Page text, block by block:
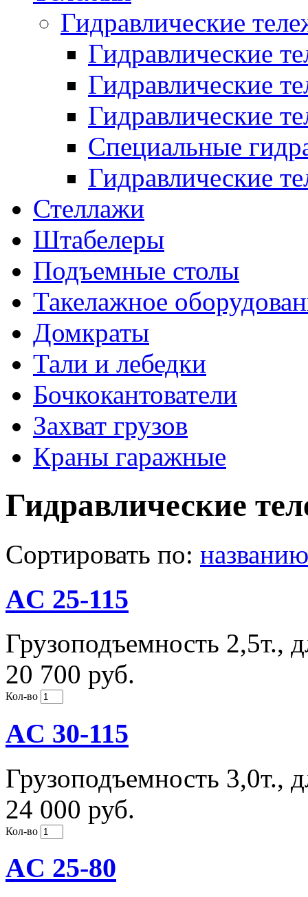
Гидравлические
Гидравлические
Гидравлические
Гидравлические
Специальные
Гидравлические
Стеллажи
Штабелеры
Подъемные столы
Такелажное
Домкраты
Тали и лебедки
Бочкокантователи
Захват грузов
Краны гаражные
Гидравлические
Сортировать по: названию
AC 25-115
Грузоподъемность 2,5т.,
20 700 руб.
Кол-во
AC 30-115
Грузоподъемность 3,0т.,
24 000 руб.
Кол-во
AC 25-80